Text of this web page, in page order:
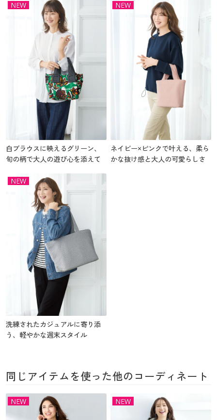
NEW
白ブラウスに映えるグリーン、
旬の柄で大人の遊び心を添えて
NEW
ネイビー×ピンクで叶える、柔ら
かな抜け感と大人の可愛らしさ
NEW
洗練されたカジュアルに寄り添
う、軽やかな週末スタイル
同じアイテムを使った他のコーディネート
NEW NEW